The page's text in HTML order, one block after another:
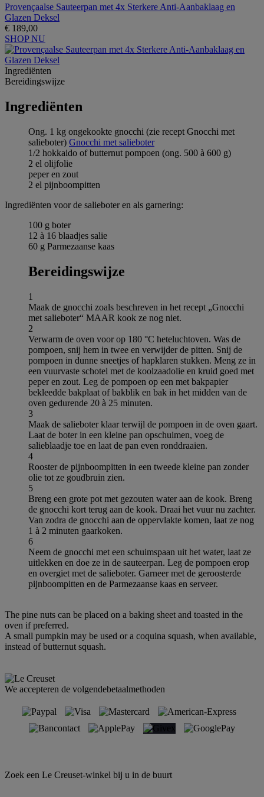
Provençaalse Sauteerpan met 4x Sterkere Anti-Aanbaklaag en
Glazen Deksel
€ 189,00
SHOP NU
Ingrediёnten
Bereidingswijze
Ingrediёnten
Ong. 1 kg ongekookte gnocchi (zie recept Gnocchi met
salieboter) Gnocchi met salieboter
1/2 hokkaido of butternut pompoen (ong. 500 à 600 g)
2 el olijfolie
peper en zout
2 el pijnboompitten
Ingrediënten voor de salieboter en als garnering:
100 g boter
12 à 16 blaadjes salie
60 g Parmezaanse kaas
Bereidingswijze
1
Maak de gnocchi zoals beschreven in het recept „Gnocchi
met salieboter“ MAAR kook ze nog niet.
2
Verwarm de oven voor op 180 °C heteluchtoven. Was de
pompoen, snij hem in twee en verwijder de pitten. Snij de
pompoen in dunne sneetjes of hapklaren stukken. Meng ze in
een vuurvaste schotel met de koolzaadolie en kruid goed met
peper en zout. Leg de pompoen op een met bakpapier
bekleedde bakplaat of bakblik en bak in het midden van de
oven gedurende 20 à 25 minuten.
3
Maak de salieboter klaar terwijl de pompoen in de oven gaart.
Laat de boter in een kleine pan opschuimen, voeg de
salieblaadje toe en laat de pan even ronddraaien.
4
Rooster de pijnboompitten in een tweede kleine pan zonder
olie tot ze goudbruin zien.
5
Breng een grote pot met gezouten water aan de kook. Breng
de gnocchi kort terug aan de kook. Draai het vuur nu zachter.
Van zodra de gnocchi aan de oppervlakte komen, laat ze nog
1 à 2 minuten gaarkoken.
6
Neem de gnocchi met een schuimspaan uit het water, laat ze
uitlekken en doe ze in de sauteerpan. Leg de pompoen erop
en overgiet met de salieboter. Garneer met de geroosterde
pijnboompitten en de Parmezaanse kaas en serveer.
The pine nuts can be placed on a baking sheet and toasted in the
oven if preferred.
A small pumpkin may be used or a coquina squash, when available,
instead of butternut squash.
We accepteren de volgendebetaalmethoden
Zoek een Le Creuset-winkel bij u in de buurt